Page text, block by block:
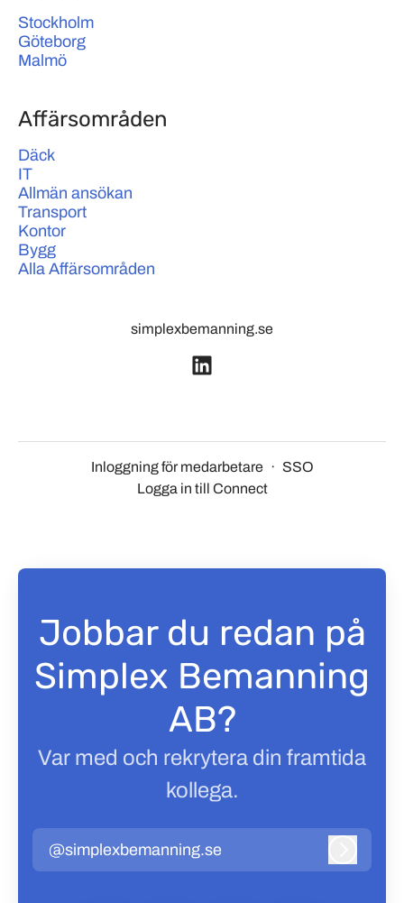
Stockholm
Göteborg
Malmö
Affärsområden
Däck
IT
Allmän ansökan
Transport
Kontor
Bygg
Alla Affärsområden
simplexbemanning.se
Inloggning för medarbetare · SSO
Logga in till Connect
Jobbar du redan på
Simplex Bemanning
AB?
Var med och rekrytera din framtida
kollega.
@simplexbemanning.se